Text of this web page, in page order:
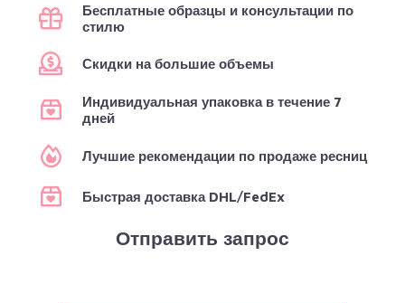
Бесплатные образцы и консультации по
стилю
Скидки на большие объемы
Индивидуальная упаковка в течение 7
дней
Лучшие рекомендации по продаже ресниц
Быстрая доставка DHL/FedEx
Отправить запрос